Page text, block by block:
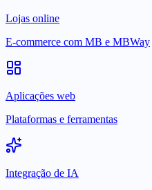
Lojas online
E-commerce com MB e MBWay
Aplicações web
Plataformas e ferramentas
Integração de IA